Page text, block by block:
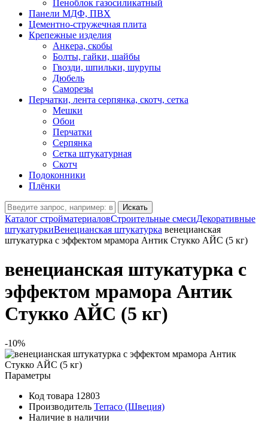
Пеноблок газосиликатный
Панели МДФ, ПВХ
Цементно-стружечная плита
Крепежные изделия
Анкера, скобы
Болты, гайки, шайбы
Гвозди, шпильки, шурупы
Дюбель
Саморезы
Перчатки, лента серпянка, скотч, сетка
Мешки
Обои
Перчатки
Серпянка
Сетка штукатурная
Скотч
Подоконники
Плёнки
Искать
Каталог стройматериаловСтроительные смесиДекоративные
штукатуркиВенецианская штукатурка венецианская
штукатурка с эффектом мрамора Антик Стукко АЙС (5 кг)
венецианская штукатурка с
эффектом мрамора Антик
Стукко АЙС (5 кг)
-10%
Параметры
Код товара 12803
Производитель Terraco (Швеция)
Наличие в наличии